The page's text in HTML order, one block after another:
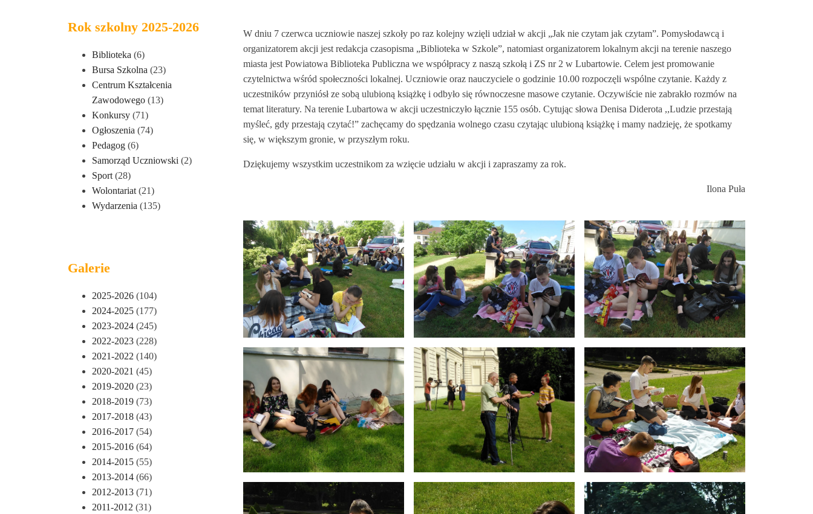
Rok szkolny 2025-2026
Biblioteka (6)
Bursa Szkolna (23)
Centrum Kształcenia
Zawodowego (13)
Konkursy (71)
Ogłoszenia (74)
Pedagog (6)
Samorząd Uczniowski (2)
Sport (28)
Wolontariat (21)
Wydarzenia (135)
Galerie
2025-2026 (104)
2024-2025 (177)
2023-2024 (245)
2022-2023 (228)
2021-2022 (140)
2020-2021 (45)
2019-2020 (23)
2018-2019 (73)
2017-2018 (43)
2016-2017 (54)
2015-2016 (64)
2014-2015 (55)
2013-2014 (66)
2012-2013 (71)
2011-2012 (31)
W dniu 7 czerwca uczniowie naszej szkoły po raz kolejny wzięli udział w akcji „Jak nie czytam jak czytam”. Pomysłodawcą i
organizatorem akcji jest redakcja czasopisma „Biblioteka w Szkole”, natomiast organizatorem lokalnym akcji na terenie naszego
miasta jest Powiatowa Biblioteka Publiczna we współpracy z naszą szkołą i ZS nr 2 w Lubartowie. Celem jest promowanie
czytelnictwa wśród społeczności lokalnej. Uczniowie oraz nauczyciele o godzinie 10.00 rozpoczęli wspólne czytanie. Każdy z
uczestników przyniósł ze sobą ulubioną książkę i odbyło się równoczesne masowe czytanie. Oczywiście nie zabrakło rozmów na
temat literatury. Na terenie Lubartowa w akcji uczestniczyło łącznie 155 osób. Cytując słowa Denisa Diderota ,,Ludzie przestają
myśleć, gdy przestają czytać!” zachęcamy do spędzania wolnego czasu czytając ulubioną książkę i mamy nadzieję, że spotkamy
się, w większym gronie, w przyszłym roku.
Dziękujemy wszystkim uczestnikom za wzięcie udziału w akcji i zapraszamy za rok.
Ilona Puła